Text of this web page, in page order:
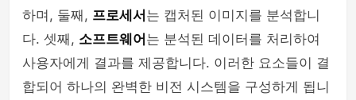
하며, 둘째, 프로세서 는 캡처된 이미지를 분석합니
다. 셋째, 소프트웨어 는 분석된 데이터를 처리하여
사용자에게 결과를 제공합니다. 이러한 요소들이 결
합되어 하나의 완벽한 비전 시스템을 구성하게 됩니